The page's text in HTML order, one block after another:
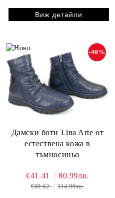
Виж детайли
Дамски боти Lina Arte от
естествена кожа в
тъмносиньо
-40%
€41.41 80.99лв.
€69.02 134.99лв.